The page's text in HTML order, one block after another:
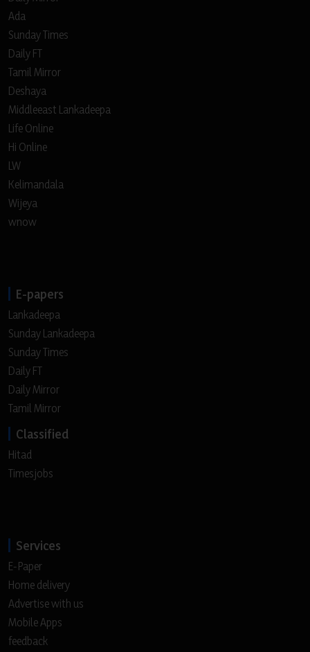
Ada
Sunday Times
Daily FT
Tamil Mirror
Deshaya
Middleeast Lankadeepa
Life Online
Hi Online
LW
Kelimandala
Wijeya
wnow
E-papers
Lankadeepa
Sunday Lankadeepa
Sunday Times
Daily FT
Daily Mirror
Tamil Mirror
Classified
Hitad
Timesjobs
Services
E-Paper
Home delivery
Advertise with us
Mobile Apps
feedback